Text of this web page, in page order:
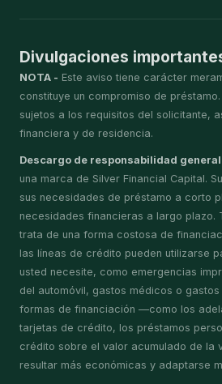
Divulgaciones
NOTA - Este aviso tiene carácter
constituye un compromiso de
sujetos a los requisitos del solicitante,
financiera y de residencia.
Descargo de responsabilidad
una marca de Silver Financial Capital.
sus necesidades de préstamo a corto
necesidades financieras a largo plazo.
trata de una forma costosa de
las líneas de crédito pueden utilizarse
usted necesite, como emergencias
del automóvil, gastos médicos o
formas de financiación —como los
tarjetas de crédito, los préstamos
crédito sobre el valor acumulado de la
resultar más económicas y adaptarse